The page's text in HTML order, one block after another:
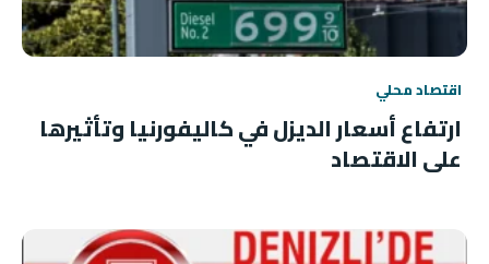
اقتصاد محلي
ارتفاع أسعار الديزل في كاليفورنيا وتأثيرها
على الاقتصاد